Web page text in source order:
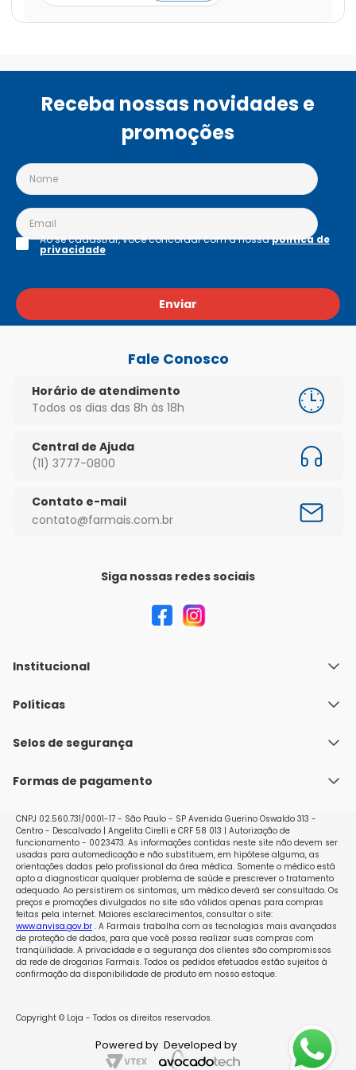
Receba nossas novidades e
promoções
Enviar
Ao se cadastrar, você concordar com a nossapolítica de
privacidade
Fale Conosco
Horário de atendimento
Todos os dias das 8h às 18h
Central de Ajuda
(11) 3777-0800
Contato e-mail
contato@farmais.com.br
Siga nossas redes sociais
Institucional
Quem Somos
Nossas lojas
Políticas
Política de Envio
Políticas de Trocas e Devoluções
Selos de segurança
Formas de pagamento
CNPJ 02.560.731/0001-17 - São Paulo - SP Avenida Guerino Oswaldo 313 -
Centro - Descalvado | Angelita Cirelli e CRF 58 013 | Autorização de
funcionamento - 0023473. As informações contidas neste site não devem ser
usadas para automedicação e não substituem, em hipótese alguma, as
orientações dadas pelo profissional da área médica. Somente o médico está
apto a diagnosticar qualquer problema de saúde e prescrever o tratamento
adequado. Ao persistirem os sintomas, um médico deverá ser consultado. Os
preços e promoções divulgados no site são válidos apenas para compras
feitas pela internet. Maiores esclarecimentos, consultar o site:
www.anvisa.gov.br. A Farmais trabalha com as tecnologias mais avançadas
de proteção de dados, para que você possa realizar suas compras com
tranqüilidade. A privacidade e a segurança dos clientes são compromissos
da rede de drogarias Farmais. Todos os pedidos efetuados estão sujeitos à
confirmação da disponibilidade de produto em nosso estoque.
Copyright © Loja - Todos os direitos reservados.
Powered by Developed by